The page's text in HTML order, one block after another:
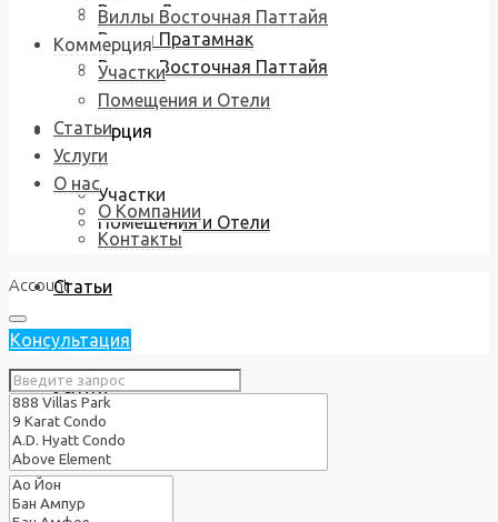
Виллы Джомтьен
Виллы Пратамнак
Виллы Восточная Паттайя
Коммерция
Участки
Помещения и Отели
Статьи
Услуги
О нас
Виллы Восточная Паттайя
Коммерция
Участки
Помещения и Отели
Статьи
Услуги
О нас
О Компании
Контакты
Account
Консультация